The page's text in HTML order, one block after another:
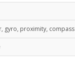
gyro, proximity, compass